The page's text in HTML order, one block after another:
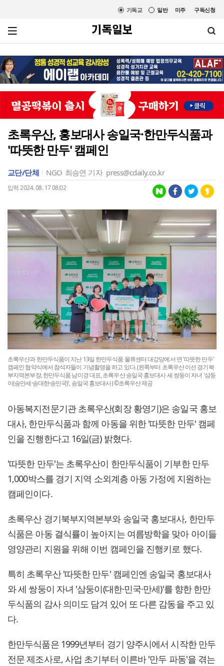
미주 구독신청
일반
기독교
초록우산, 홍보대사 송일국·한만두식품과
'따뜻한 만두' 캠페인
교단/단체 NGO 최승연 기자 press@cdaily.co.kr
입력 2024. 08. 17 08:02
초록우산과 한만두식품이 지난 13일 한만두식품 물류센터 대강당에서 연 '따뜻한 만두'
캠페인 협약식에서 참석자들이 기념촬영을 하고 있다. (왼쪽부터 초록우산 이선 경기북
부지역본부장, 한만두식품 남미경 대표, 초록우산 송일국 홍보대사 세 쌍둥이 자녀 '삼둥
이(송만세·송대한·송민국)', 송일국 홍보대사) ©초록우산 제공
아동복지전문기관 초록우산(회장 황영기)은 송일국 홍보
대사, 한만두식품과 함께 아동을 위한 '따뜻한 만두' 캠페
인을 진행한다고 16일(금) 밝혔다.
'따뜻한 만두'는 초록우산이 한만두식품이 기부한 만두
1,000박스를 경기 지역 소외계층 아동 가정에 지원하는
캠페인이다.
초록우산 경기북부지역본부와 송일국 홍보대사, 한만두
식품은 아동 결식률이 높아지는 여름방학을 맞아 아이들
영양관리 지원을 위해 이번 캠페인을 진행키로 했다.
특히 초록우산 '따뜻한 만두' 캠페인엔 송일국 홍보대사
와 세 쌍둥이 자녀 '삼둥이(대한·민국·만세)'를 향한 한만
두식품의 감사 의미도 담겨 있어 또 다른 감동을 주고 있
다.
한만두식품은 1999년부터 경기 양주시에서 시작한 만두
전문 제조사로, 사업 초기부터 이른바 '만두 파동'을 겪는